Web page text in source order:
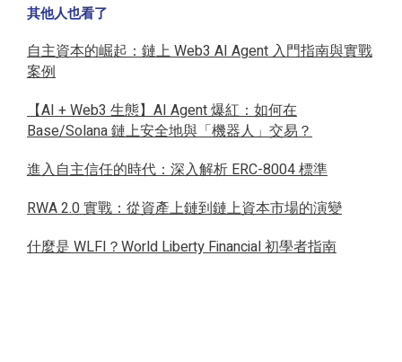
其他人也看了
自主資本的崛起：鏈上 Web3 AI Agent 入門指南與實戰
案例
【AI + Web3 生態】AI Agent 爆紅：如何在
Base/Solana 鏈上安全地與「機器人」交易？
進入自主信任的時代：深入解析 ERC-8004 標準
RWA 2.0 實戰：從資產上鏈到鏈上資本市場的演變
什麼是 WLFI？World Liberty Financial 初學者指南